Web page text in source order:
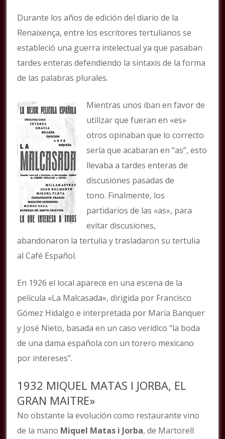
Durante los años de edición del diario de la
Renaixença, entre los escritores tertulianos se
estableció una guerra intelectual ya que pasaban
tardes enteras defendiendo la sintaxis de la forma
de las palabras plurales.
Mientras unos iban en favor de
utilizar que fueran en «es»
otros opinaban que lo correcto
sería que acabaran en “as”, esto
llevaba a tardes enteras de
discusiones pasadas de
tono. Finalmente, los
partidarios de las «as», para
evitar discusiones,
abandonaron la tertulia y trasladaron su tertulia
al Café Español.
En 1926 el local aparece en una escena de la
película «La Malcasada», dirigida por Francisco
Gómez Hidalgo e interpretada por María Banquer
y José Nieto, basada en un caso verídico “la boda
de una dama española con un torero mexicano
por intereses”.
1932 MIQUEL MATAS I JORBA, EL
GRAN MAITRE»
No obstante la evolución como restaurante vino
de la mano Miquel Matas i Jorba, de Martorell